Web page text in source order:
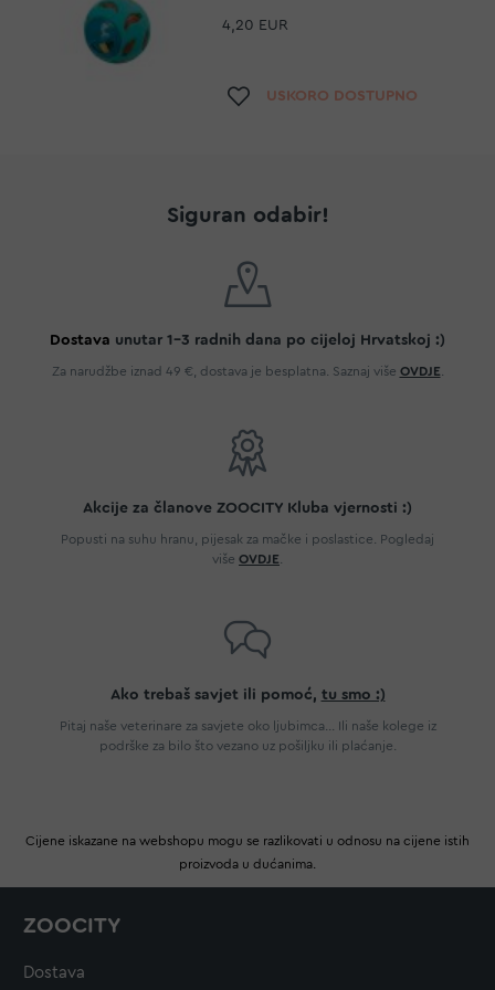
4,20 EUR
Dodaj na listu želja
USKORO DOSTUPNO
Siguran odabir!
Dostava unutar 1-3 radnih dana po cijeloj Hrvatskoj :)
Za narudžbe iznad 49 €, dostava je besplatna. Saznaj više OVDJE
Akcije za članove ZOOCITY Kluba vjernosti :)
Popusti na suhu hranu, pijesak za mačke i poslastice. Pogledaj
više OVDJE
Ako trebaš savjet ili pomoć, tu smo :)
Pitaj naše veterinare za savjete oko ljubimca... Ili naše kolege iz
podrške za bilo što vezano uz pošiljku ili plaćanje.
Cijene iskazane na webshopu mogu se razlikovati u odnosu na cijene istih
proizvoda u dućanima.
ZOOCITY
Dostava